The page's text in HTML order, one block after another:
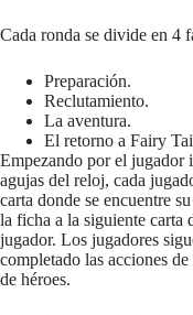
Cada ronda se divide en 4
Preparación.
Reclutamiento.
La aventura.
El retorno a Fairy
Empezando por el jugador
agujas del reloj, cada
carta donde se encuentre
la ficha a la siguiente carta
jugador. Los jugadores
completado las acciones
de héroes.